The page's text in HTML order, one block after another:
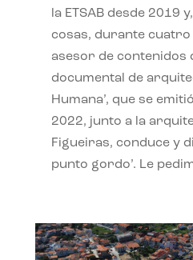
la ETSAB desde 2019
cosas, durante
asesor de contenidos
documental de
Humana’, que se
2022, junto a la
Figueiras, conduce y
punto gordo’. Le